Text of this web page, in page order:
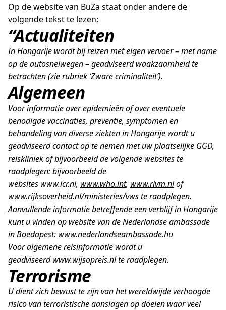
Op de website van BuZa staat onder andere de
volgende tekst te lezen:
“Actualiteiten
In Hongarije wordt bij reizen met eigen vervoer – met name
op de autosnelwegen – geadviseerd waakzaamheid te
betrachten (zie rubriek ‘Zware criminaliteit’).
Algemeen
Voor informatie over epidemieën of over eventuele
benodigde vaccinaties, preventie, symptomen en
behandeling van diverse ziekten in Hongarije wordt u
geadviseerd contact op te nemen met uw plaatselijke GGD,
reiskliniek of bijvoorbeeld de volgende websites te
raadplegen: bijvoorbeeld de
websites www.lcr.nl, www.who.int, www.rivm.nlof
www.rijksoverheid.nl/ministeries/vwste raadplegen.
Aanvullende informatie betreffende een verblijf in Hongarije
kunt u vinden op website van de Nederlandse ambassade
in Boedapest: www.nederlandseambassade.hu
Voor algemene reisinformatie wordt u
geadviseerd www.wijsopreis.nl te raadplegen.
Terrorisme
U dient zich bewust te zijn van het wereldwijde verhoogde
risico van terroristische aanslagen op doelen waar veel